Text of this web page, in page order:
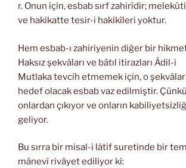
r. Onun için, esbab sırf zahirîdir;
ve hakikatte tesir-i hakikîleri yoktur.
Hem esbab-ı zahiriyenin diğer bir
Haksız şekvâları ve bâtıl itirazları Âdil-i
Mutlaka tevcih etmemek için, o
hedef olacak esbab vaz edilmiştir.
onlardan çıkıyor ve onların
geliyor.
Bu sırra bir misal-i lâtif suretinde bir
mânevî rivâyet ediliyor ki: